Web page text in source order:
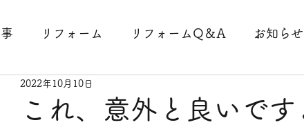
リフォーム リフォームQ＆A お知らせ
水廻り
これ、意外と良いです
2022年10月10日